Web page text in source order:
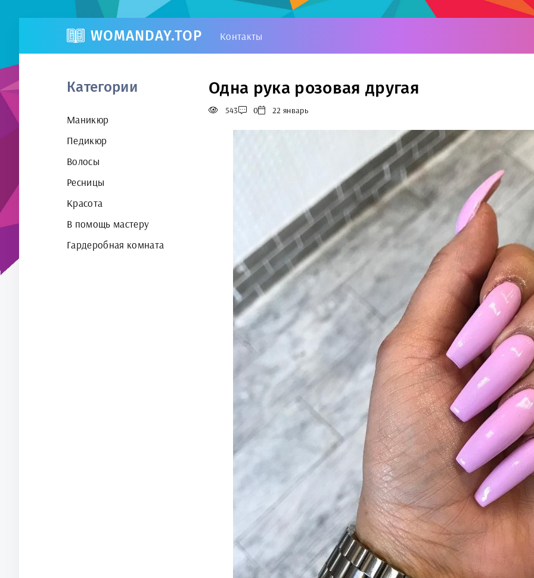
WOMANDAY.TOP Контакты
Категории
Маникюр
Педикюр
Волосы
Ресницы
Красота
В помощь мастеру
Гардеробная комната
Одна рука розовая другая
543 0 22 январь